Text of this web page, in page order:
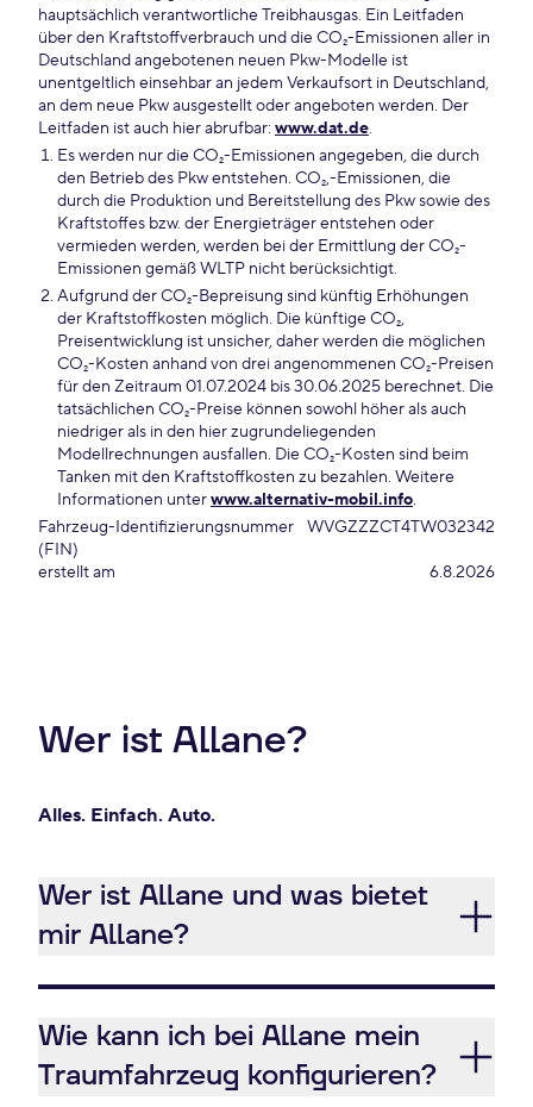
hauptsächlich verantwortliche Treibhausgas. Ein Leitfaden
über den Kraftstoffverbrauch und die CO₂-Emissionen aller in
Deutschland angebotenen neuen Pkw-Modelle ist
unentgeltlich einsehbar an jedem Verkaufsort in Deutschland,
an dem neue Pkw ausgestellt oder angeboten werden. Der
Leitfaden ist auch hier abrufbar: www.dat.de.
Es werden nur die CO₂-Emissionen angegeben, die durch
den Betrieb des Pkw entstehen. CO₂,-Emissionen, die
durch die Produktion und Bereitstellung des Pkw sowie des
Kraftstoffes bzw. der Energieträger entstehen oder
vermieden werden, werden bei der Ermittlung der CO₂-
Emissionen gemäß WLTP nicht berücksichtigt.
Aufgrund der CO₂-Bepreisung sind künftig Erhöhungen
der Kraftstoffkosten möglich. Die künftige CO₂,
Preisentwicklung ist unsicher, daher werden die möglichen
CO₂-Kosten anhand von drei angenommenen CO₂-Preisen
für den Zeitraum 01.07.2024 bis 30.06.2025 berechnet. Die
tatsächlichen CO₂-Preise können sowohl höher als auch
niedriger als in den hier zugrundeliegenden
Modellrechnungen ausfallen. Die CO₂-Kosten sind beim
Tanken mit den Kraftstoffkosten zu bezahlen. Weitere
Informationen unterwww.alternativ-mobil.info.
Fahrzeug-Identifizierungsnummer
(FIN)
WVGZZZCT4TW032342
erstellt am 6.8.2026
Wer ist Allane?
Alles. Einfach. Auto.
Wer ist Allane und was bietet
mir Allane?
Wie kann ich bei Allane mein
Traumfahrzeug konfigurieren?